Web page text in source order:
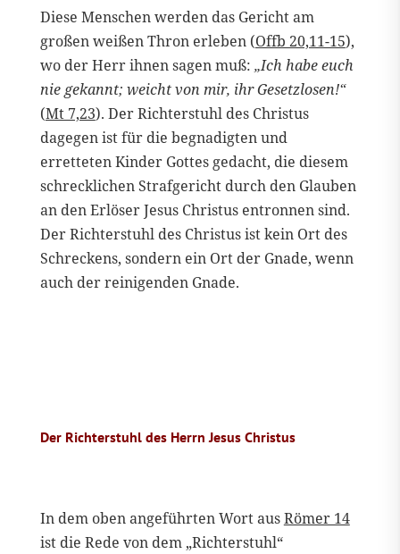
Diese Menschen werden das Gericht am
großen weißen Thron erleben (Offb 20,11-15),
wo der Herr ihnen sagen muß: „Ich habe euch
nie gekannt; weicht von mir, ihr Gesetzlosen!“
(Mt 7,23). Der Richterstuhl des Christus
dagegen ist für die begnadigten und
erretteten Kinder Gottes gedacht, die diesem
schrecklichen Strafgericht durch den Glauben
an den Erlöser Jesus Christus entronnen sind.
Der Richterstuhl des Christus ist kein Ort des
Schreckens, sondern ein Ort der Gnade, wenn
auch der reinigenden Gnade.
Der Richterstuhl des Herrn Jesus Christus
In dem oben angeführten Wort ausRömer 14
ist die Rede von dem „Richterstuhl“